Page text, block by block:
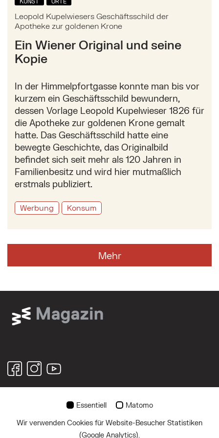
Leopold Kupelwiesers Geschäftsschild der
Apotheke zur goldenen Krone
Ein Wiener Original und seine
Kopie
In der Himmelpfortgasse konnte man bis vor
kurzem ein Geschäftsschild bewundern,
dessen Vorlage Leopold Kupelwieser 1826 für
die Apotheke zur goldenen Krone gemalt
hatte. Das Geschäftsschild hatte eine
bewegte Geschichte, das Originalbild
befindet sich seit mehr als 120 Jahren in
Familienbesitz und wird hier mutmaßlich
erstmals publiziert.
Werbung Konsum
Mehr
Über uns
Essentiell Matomo
Wir verwenden Cookies für Website-Besucher Statistiken
(Google Analytics).